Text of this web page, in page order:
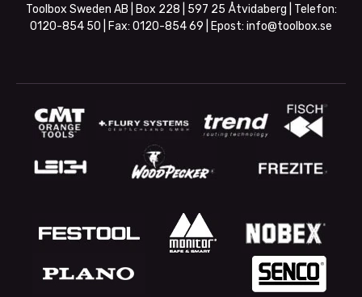
Toolbox Sweden AB | Box 228 | 597 25 Åtvidaberg | Telefon:
0120-854 50 | Fax: 0120-854 69 | Epost: info@toolbox.se